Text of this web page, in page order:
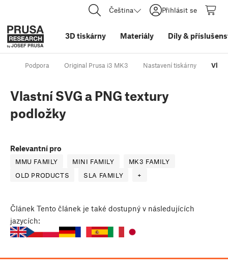
Čeština Přihlásit se
3D tiskárny Materiály Díly&
Podpora Original Prusa i3 MK3 Nastavení tiskárny
Vlastní SVG a PNG textury
podložky
Relevantní pro
MMU FAMILY MINI FAMILY
MK3 FAMILY
OLD PRODUCTS
SLA FAMILY +
Článek Tento článek je také dostupný v následujících
jazycích: